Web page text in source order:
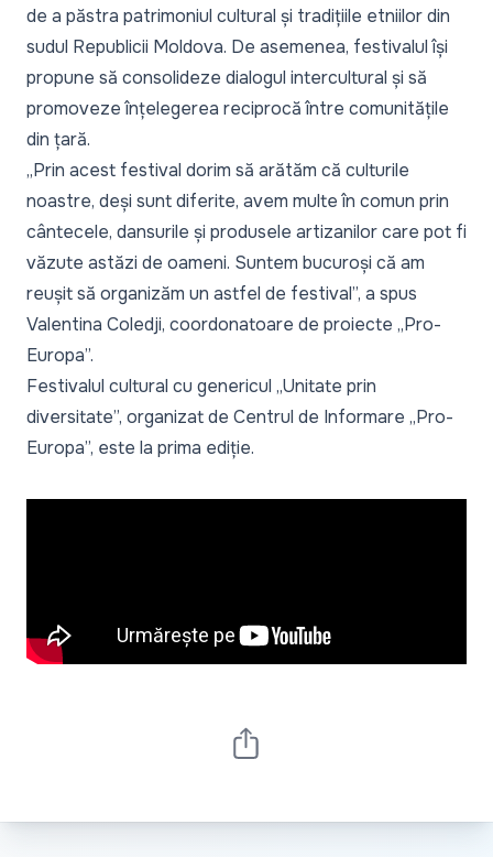
de a păstra patrimoniul cultural și tradițiile etniilor din
sudul Republicii Moldova. De asemenea, festivalul își
propune să consolideze dialogul intercultural și să
promoveze înțelegerea reciprocă între comunitățile
din țară.
„Prin acest festival dorim să arătăm că culturile
noastre, deși sunt diferite, avem multe în comun prin
cântecele, dansurile și produsele artizanilor care pot fi
văzute astăzi de oameni. Suntem bucuroși că am
reușit să organizăm un astfel de festival”, a spus
Valentina Coledji, coordonatoare de proiecte „Pro-
Europa”.
Festivalul cultural cu genericul „Unitate prin
diversitate”, organizat de Centrul de Informare „Pro-
Europa”, este la prima ediție.